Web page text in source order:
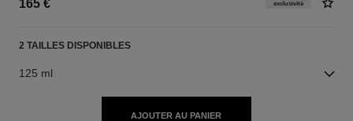
165 € exclusivité
2 TAILLES DISPONIBLES
125 ml
AJOUTER AU PANIER